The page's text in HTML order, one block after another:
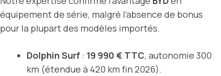
équipement de série, malgré l’absence de bonus
pour la plupart des modèles importés.
Dolphin Surf : 19 990 € TTC, autonomie 300
km (étendue à 420 km fin 2026).